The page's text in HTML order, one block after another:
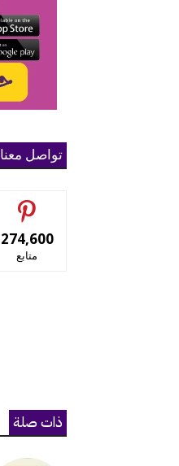
تواصل معنا
274,600
متابع
ذات صلة